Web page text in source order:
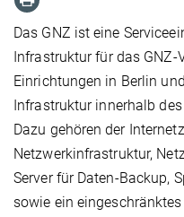
Das GNZ ist eine
Infrastruktur für das
Einrichtungen in Berlin
Infrastruktur innerhalb
Dazu gehören der
Netzwerkinfrastruktur,
Server für Daten-Backup,
sowie ein